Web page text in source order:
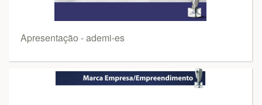
Apresentação - ademi-es